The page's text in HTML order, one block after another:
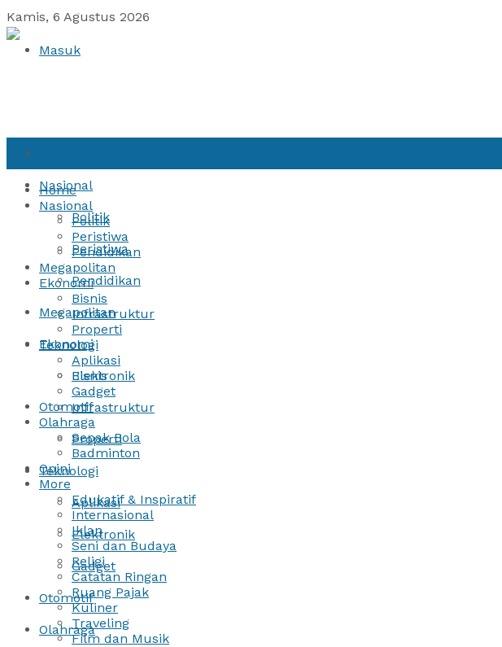
Kamis, 6 Agustus 2026
Masuk
Nasional
Politik
Peristiwa
Pendidikan
Megapolitan
Ekonomi
Bisnis
Infrastruktur
Properti
Teknologi
Aplikasi
Elektronik
Gadget
Otomotif
Olahraga
Home
Nasional
Politik
Peristiwa
Pendidikan
Megapolitan
Ekonomi
Bisnis
Infrastruktur
Properti
Teknologi
Aplikasi
Elektronik
Gadget
Otomotif
Olahraga
Sepak Bola
Badminton
Opini
More
Edukatif & Inspiratif
Internasional
Iklan
Seni dan Budaya
Religi
Catatan Ringan
Ruang Pajak
Kuliner
Traveling
Film dan Musik